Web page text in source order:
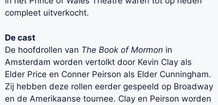
compleet uitverkocht.
De cast
De hoofdrollen van The Book of Mormon in
Amsterdam worden vertolkt door Kevin Clay als
Elder Price en Conner Peirson als Elder Cunningham.
Zij hebben deze rollen eerder gespeeld op Broadway
en de Amerikaanse tournee. Clay en Peirson worden